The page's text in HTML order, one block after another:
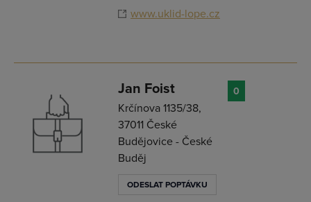
www.uklid-lope.cz
Jan Foist
Krčínova 1135/38,
37011 České
Budějovice - České
Buděj
ODESLAT POPTÁVKU
0